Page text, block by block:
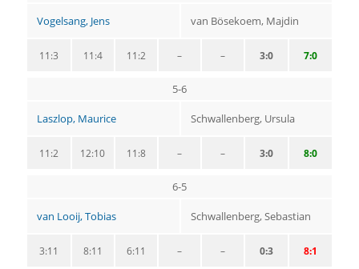
Vogelsang, Jens van Bösekoem, Majdin
7:0
3:0
–
–
11:2
11:4
11:3
5-6
Laszlop, Maurice Schwallenberg, Ursula
8:0
3:0
–
–
11:8
12:10
11:2
6-5
van Looij, Tobias Schwallenberg, Sebastian
8:1
0:3
–
–
6:11
8:11
3:11